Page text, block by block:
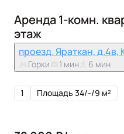
Аренда 1-комн.
этаж
проезд. Яраткан, д.4в,
Горки 1 мин 6 мин
1 Площадь 34/-/9 м²